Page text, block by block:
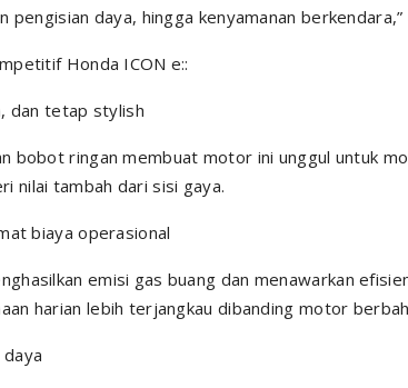
pengisian daya, hingga kenyamanan berkendara,”
Honda ICON e::
dan tetap stylish
bobot ringan membuat motor ini unggul untuk
nilai tambah dari sisi gaya.
biaya operasional
emisi gas buang dan menawarkan
harian lebih terjangkau dibanding motor